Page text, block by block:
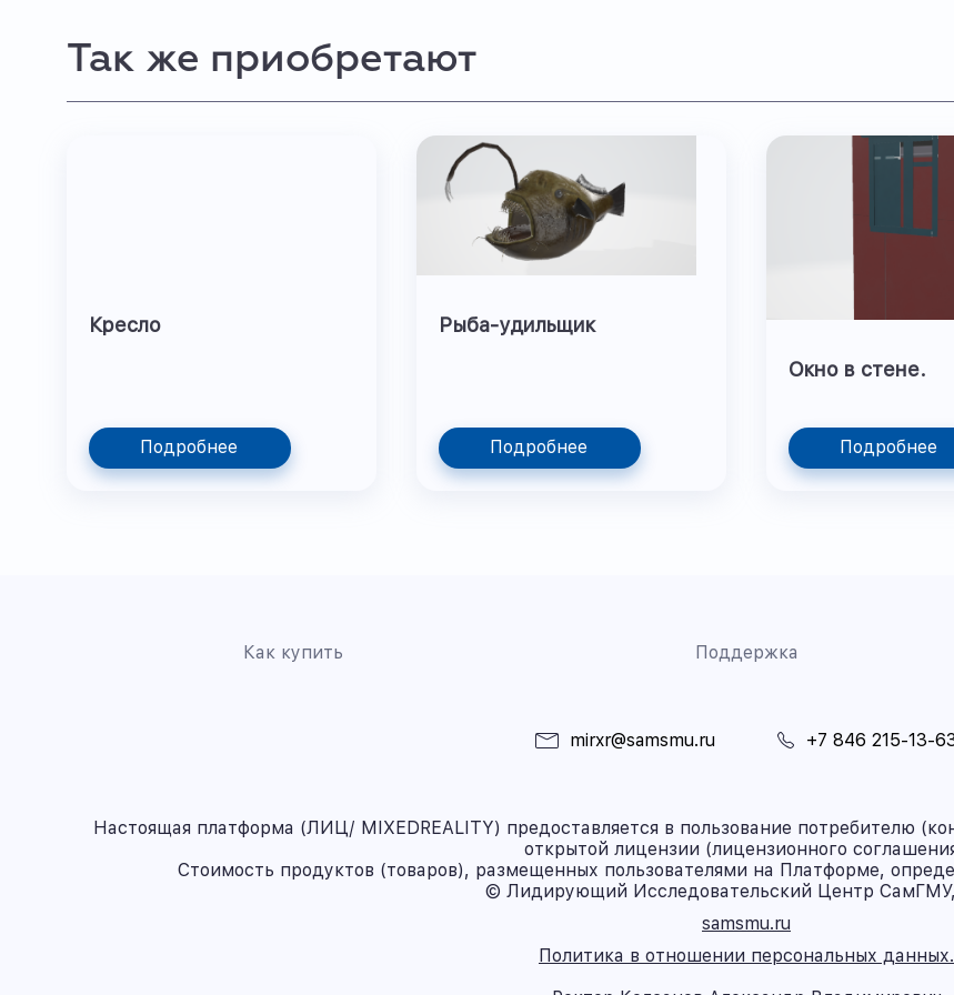
Так же приобретают
Кресло
Подробнее
Рыба-удильщик
Подробнее
Окно в стене.
Подробнее
Как купить Поддержка
mirxr@samsmu.ru +7 846 215-13-
Настоящая платформа (ЛИЦ/ MIXEDREALITY) предоставляется в пользование потребителю
открытой лицензии (лицензионного
Стоимость продуктов (товаров), размещенных пользователями на Платформе,
© Лидирующий Исследовательский Центр
samsmu.ru
Политика в отношении персональных данных.